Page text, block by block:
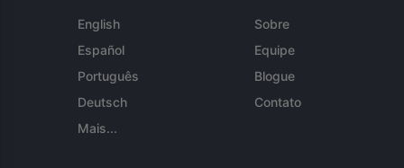
English
Español
Português
Deutsch
Mais...
Sobre
Equipe
Blogue
Contato